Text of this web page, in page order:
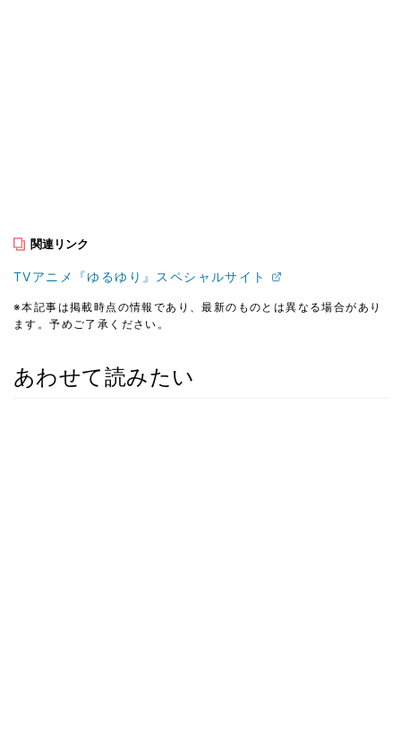
関連リンク
TVアニメ『ゆるゆり』スペシャルサイト
※本記事は掲載時点の情報であり、最新のものとは異なる場合があり
ます。予めご了承ください。
あわせて読みたい